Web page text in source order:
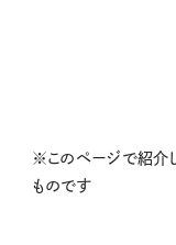
※このページで紹介
ものです